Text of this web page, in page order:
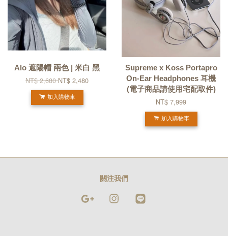
Alo 遮陽帽 兩色 | 米白 黑
NT$ 2,680NT$ 2,480
加入購物車
Supreme x Koss Portapro
On-Ear Headphones 耳機
(電子商品請使用宅配取件)
NT$ 7,999
加入購物車
關注我們
Google Instagram